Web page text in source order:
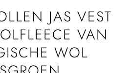
JAS VEST
VAN
WOL